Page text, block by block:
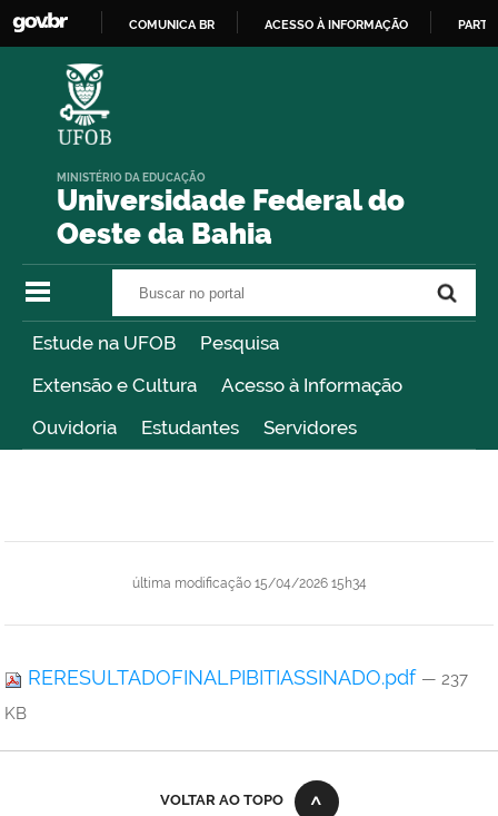
COMUNICA BR ACESSO À INFORMAÇÃO
Universidade Federal do
Oeste da Bahia
MINISTÉRIO DA EDUCAÇÃO
Estude na UFOB
Pesquisa
Extensão e Cultura
Acesso à Informação
Ouvidoria
Estudantes Servidores
última modificação15/04/2026 15h34
RERESULTADOFINALPIBITIASSINADO.pdf — 237
KB
VOLTAR AO TOPO